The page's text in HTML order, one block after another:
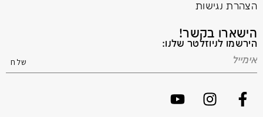
הצהרת נגישות
הישארו בקשר!
הירשמו לניוזלטר שלנו: